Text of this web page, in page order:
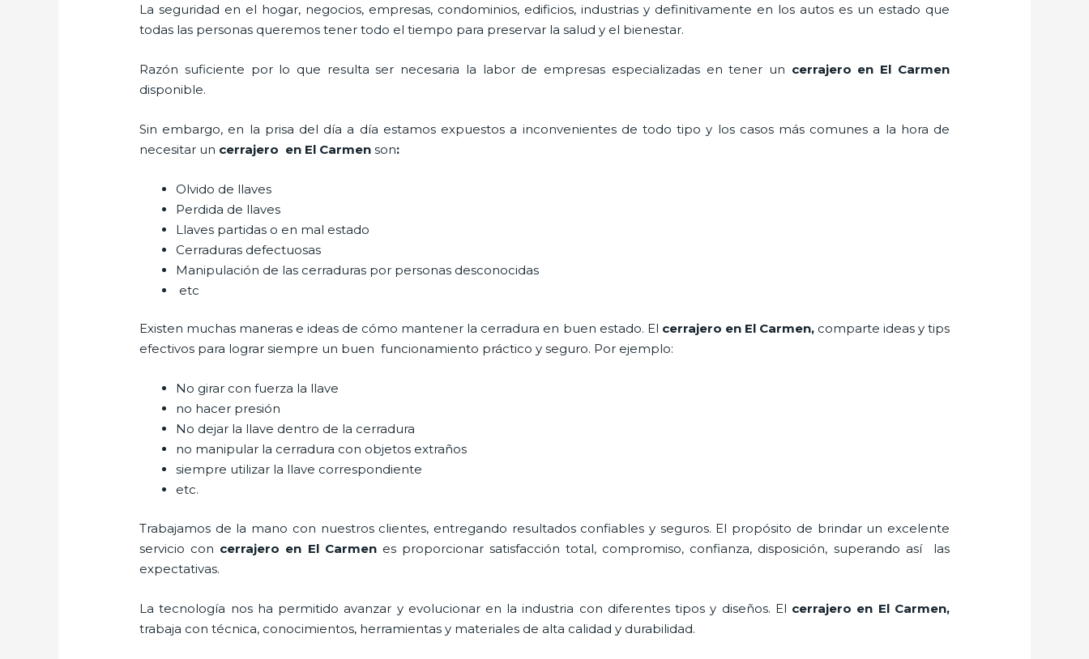
La seguridad en el hogar, negocios, empresas, condominios, edificios, industrias y definitivamente en los autos es un estado que
todas las personas queremos tener todo el tiempo para preservar la salud y el bienestar.
Razón suficiente por lo que resulta ser necesaria la labor de empresas especializadas en tener un cerrajero en El Carmen
disponible.
Sin embargo, en la prisa del día a día estamos expuestos a inconvenientes de todo tipo y los casos más comunes a la hora de
necesitar un cerrajero en El Carmen son:
Olvido de llaves
Perdida de llaves
Llaves partidas o en mal estado
Cerraduras defectuosas
Manipulación de las cerraduras por personas desconocidas
etc
Existen muchas maneras e ideas de cómo mantener la cerradura en buen estado. El cerrajero en El Carmen, comparte ideas y tips
efectivos para lograr siempre un buen funcionamiento práctico y seguro. Por ejemplo:
No girar con fuerza la llave
no hacer presión
No dejar la llave dentro de la cerradura
no manipular la cerradura con objetos extraños
siempre utilizar la llave correspondiente
etc.
Trabajamos de la mano con nuestros clientes, entregando resultados confiables y seguros. El propósito de brindar un excelente
servicio con cerrajero en El Carmenes proporcionar satisfacción total, compromiso, confianza, disposición, superando así las
expectativas.
La tecnología nos ha permitido avanzar y evolucionar en la industria con diferentes tipos y diseños. El cerrajero en El Carmen,
trabaja con técnica, conocimientos, herramientas y materiales de alta calidad y durabilidad.